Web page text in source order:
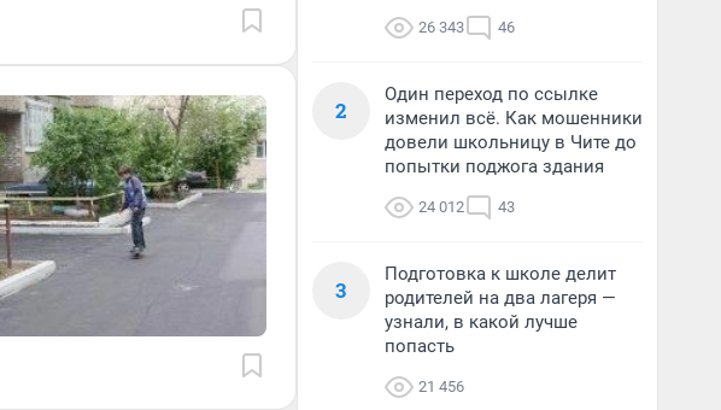
26 343 46
2
Один переход по ссылке
изменил всё. Как мошенники
довели школьницу в Чите до
попытки поджога здания
24 012 43
3
Подготовка к школе делит
родителей на два лагеря —
узнали, в какой лучше
попасть
21 456